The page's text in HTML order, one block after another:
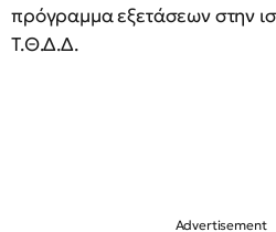
πρόγραμμα εξετάσεων στην
Τ.Θ.Δ.Δ.